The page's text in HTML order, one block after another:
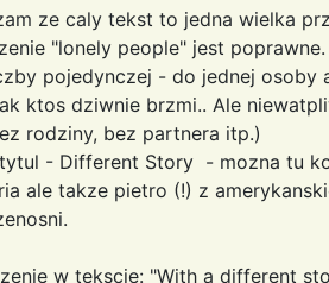
ze caly tekst to jedna wielka
"lonely people" jest
pojedynczej - do jednej osoby
ktos dziwnie brzmi.. Ale
rodziny, bez partnera itp.)
- Different Story - mozna tu
ale takze pietro (!) z
w tekscie: "With a different